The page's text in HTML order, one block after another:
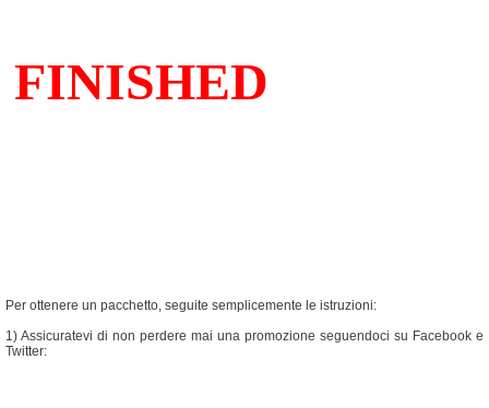
Per ottenere un pacchetto, seguite semplicemente le istruzioni:
1) Assicuratevi di non perdere mai una promozione seguendoci su Facebook e
Twitter: